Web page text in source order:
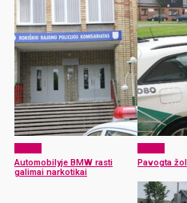
Automobilyje BMW rasti
galimai narkotikai
Pavogta